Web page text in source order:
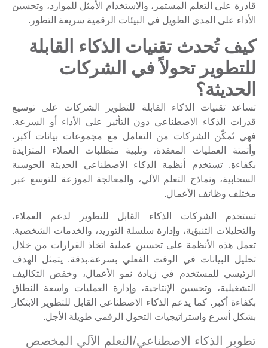
قادرة على التعلم المستمر، والاستخدام الأمثل للموارد، وتحسين
الأداء على المدى الطويل في البيئات الرقمية سريعة التطور.
كيف تُحدث تقنيات الذكاء القابلة
للتطوير تحولاً في الشركات
الحديثة؟
تساعد تقنيات الذكاء القابلة للتطوير الشركات على توسيع
قدرات الذكاء الاصطناعي دون التأثير على الأداء أو السرعة.
فهي تُمكّن الشركات من التعامل مع مجموعات بيانات أكبر،
وأتمتة العمليات المعقدة، وتلبية متطلبات العملاء المتزايدة
بكفاءة. تستخدم أنظمة الذكاء الاصطناعي الحديثة الحوسبة
السحابية، ونماذج التعلم الآلي، والمعالجة الموزعة للتوسع عبر
مختلف وظائف الأعمال.
تستخدم الشركات الذكاء القابل للتطوير لدعم العملاء،
والتحليلات التنبؤية، وإدارة سلسلة التوريد، والخدمات الشخصية.
تعمل هذه الأنظمة على تحسين عملية اتخاذ القرارات من خلال
تحليل البيانات في الوقت الفعلي بسرعة.بدقة. يتمثل الهدف
الرئيسي للمستخدم في زيادة نمو الأعمال، وخفض التكاليف
التشغيلية، وتحسين الإنتاجية، وإدارة العمليات واسعة النطاق
بكفاءة أكبر. كما يدعم الذكاء الاصطناعي القابل للتطوير الابتكار
بشكل أسرع واستراتيجيات التحول الرقمي طويلة الأجل.
تطوير الذكاء الاصطناعي/التعلم الآلي المخصص